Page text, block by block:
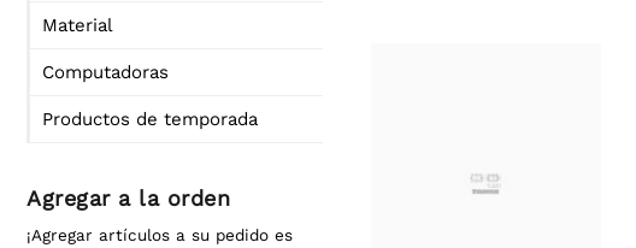
Material
Computadoras
Productos de temporada
Agregar a la orden
¡Agregar artículos a su pedido es